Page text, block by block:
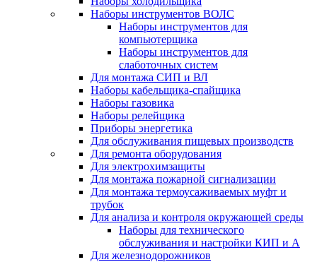
Наборы инструментов ВОЛС
Наборы инструментов для
компьютерщика
Наборы инструментов для
слаботочных систем
Для монтажа СИП и ВЛ
Наборы кабельщика-спайщика
Наборы газовика
Наборы релейщика
Приборы энергетика
Для обслуживания пищевых производств
Для ремонта оборудования
Для электрохимзащиты
Для монтажа пожарной сигнализации
Для монтажа термоусаживаемых муфт и
трубок
Для анализа и контроля окружающей среды
Наборы для технического
обслуживания и настройки КИП и А
Для железнодорожников